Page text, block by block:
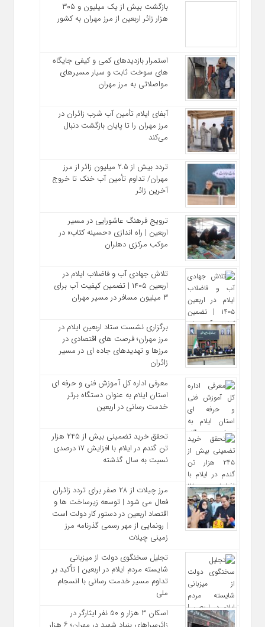
بازگشت بیش از یک میلیون و ۳۰۵
هزار زائر اربعین از مرز مهران به کشور
استمرار بازدیدهای کمی و کیفی جایگاه‌
های سوخت ثابت و سیار مسیرهای
مواصلاتی به مرز مهران
آبفای ایلام تأمین آب شرب زائران در
مرز مهران را تا پایان بازگشت دنبال
می‌کند
تردد بیش از ۲.۵ میلیون زائر از مرز
مهران/ تداوم تأمین آب خنک تا خروج
آخرین زائر
ترویج فرهنگ عاشورایی در مسیر
اربعین | راه‌ اندازی «حسینه کتاب» در
موکب مرکزی دهلران
تلاش جهادی آب و فاضلاب ایلام در
اربعین ۱۴۰۵ | تضمین کیفیت آب برای
۳ میلیون مسافر در مسیر مهران
برگزاری نشست ستاد اربعین ایلام در
مرز مهران؛ فرصت‌ های اقتصادی در
مرزها و تهدیدهای جاده‌ ای در مسیر
زائران
معرفی اداره کل آموزش فنی و حرفه‌ ای
استان ایلام به‌ عنوان دستگاه برتر
خدمت‌ رسانی در اربعین
تحقق خرید تضمینی بیش از ۲۴۵ هزار
تن گندم در ایلام با افزایش ۱۷ درصدی
نسبت به سال گذشته
مرز چیلات از ۲۸ صفر برای تردد زائران
فعال می‌ شود | توسعه زیرساخت‌ ها و
اقتصاد اربعین در دستور کار دولت است
| رونمایی از مهر رسمی گذرنامه مرز
زمینی چیلات
تجلیل سخنگوی دولت از میزبانی
شایسته مردم ایلام در اربعین | تأکید بر
تداوم مسیر خدمت‌ رسانی با انسجام
ملی
اسکان ۳ هزار و ۵۰ نفر ایثارگر در